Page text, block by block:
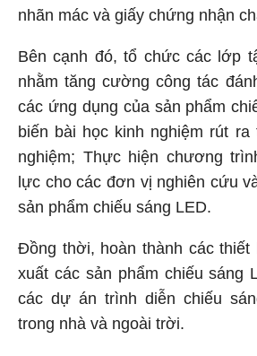
nhãn mác và giấy chứng nhận
Bên cạnh đó, tổ chức các lớp
nhằm tăng cường công tác
các ứng dụng của sản phẩm
biến bài học kinh nghiệm rút
nghiệm; Thực hiện chương
lực cho các đơn vị nghiên cứu
sản phẩm chiếu sáng LED.
Đồng thời, hoàn thành các thiết
xuất các sản phẩm chiếu sáng
các dự án trình diễn chiếu
trong nhà và ngoài trời.